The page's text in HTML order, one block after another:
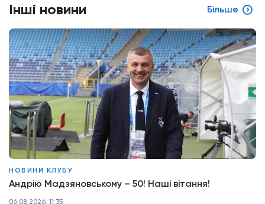
Інші новини Більше
НОВИНИ КЛУБУ
Андрію Мадзяновському – 50! Наші вітання!
06.08.2026, 11:35